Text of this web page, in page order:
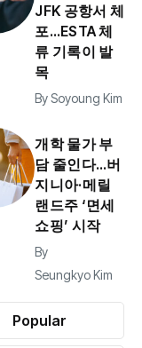
Popular
JFK 공항서 체
포…ESTA 체
류 기록이 발
목
BySoyoung Kim
개학 물가 부
담 줄인다…버
지니아·메릴
랜드주 ‘면세
쇼핑’ 시작
By
Seungkyo Kim